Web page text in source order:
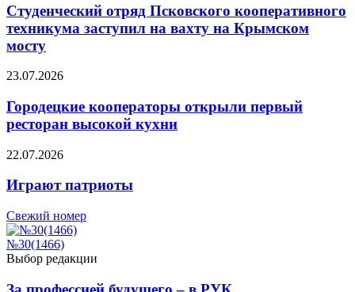
Студенческий отряд Псковского кооперативного
техникума заступил на вахту на Крымском
мосту
23.07.2026
Городецкие кооператоры открыли первый
ресторан высокой кухни
22.07.2026
Играют патриоты
Свежий номер
№30(1466)
Выбор редакции